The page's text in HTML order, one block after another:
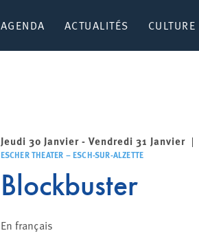
AGENDA ACTUALITÉS CULTURE
Jeudi 30 Janvier - Vendredi 31 Janvier
ESCHER THEATER – ESCH-SUR-ALZETTE
Blockbuster
En français